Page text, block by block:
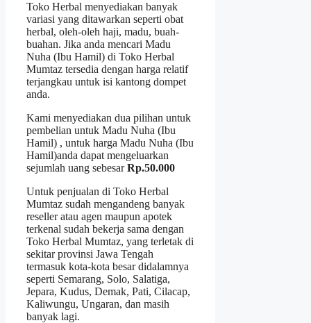
Toko Herbal menyediakan banyak
variasi yang ditawarkan seperti obat
herbal, oleh-oleh haji, madu, buah-
buahan. Jika anda mencari Madu
Nuha (Ibu Hamil) di Toko Herbal
Mumtaz tersedia dengan harga relatif
terjangkau untuk isi kantong dompet
anda.
Kami menyediakan dua pilihan untuk
pembelian untuk Madu Nuha (Ibu
Hamil) , untuk harga Madu Nuha (Ibu
Hamil)anda dapat mengeluarkan
sejumlah uang sebesarRp.50.000
Untuk penjualan di Toko Herbal
Mumtaz sudah mengandeng banyak
reseller atau agen maupun apotek
terkenal sudah bekerja sama dengan
Toko Herbal Mumtaz, yang terletak di
sekitar provinsi Jawa Tengah
termasuk kota-kota besar didalamnya
seperti Semarang, Solo, Salatiga,
Jepara, Kudus, Demak, Pati, Cilacap,
Kaliwungu, Ungaran, dan masih
banyak lagi.